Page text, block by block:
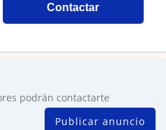
Contactar
podrán contactarte
Publicar anuncio